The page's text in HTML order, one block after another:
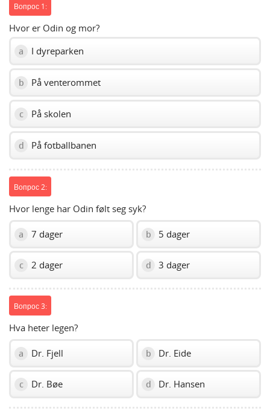
Вопрос 1:
Hvor er Odin og mor?
a I dyreparken
b På venterommet
c På skolen
d På fotballbanen
Вопрос 2:
Hvor lenge har Odin følt seg syk?
a 7 dager b 5 dager
c 2 dager d 3 dager
Вопрос 3:
Hva heter legen?
a Dr. Fjell b Dr. Eide
c Dr. Bøe d Dr. Hansen